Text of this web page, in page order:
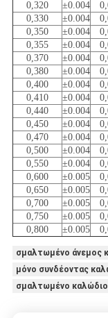
0,320
±0.004
0,330
±0.004
0,350
±0.004
0,355
±0.004
0,370
±0.004
0,380
±0.004
0,400
±0.004
0,410
±0.004
0,440
±0.004
0,450
±0.004
0,470
±0.004
0,500
±0.004
0,550
±0.004
0,600
±0.005
0,650
±0.005
0,700
±0.005
0,750
±0.005
0,800
±0.005
σμαλτωμένο άνεμος
μόνο συνδέοντας
σμαλτωμένο